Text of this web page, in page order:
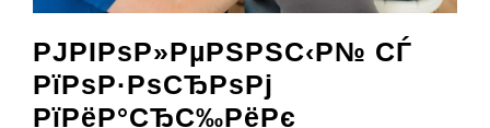
РЈРІРѕР»РµРЅРЅС‹Р№ СЃ
РїРѕР·РѕСЂРѕРј
РїРёР°СЂС‰РёРє